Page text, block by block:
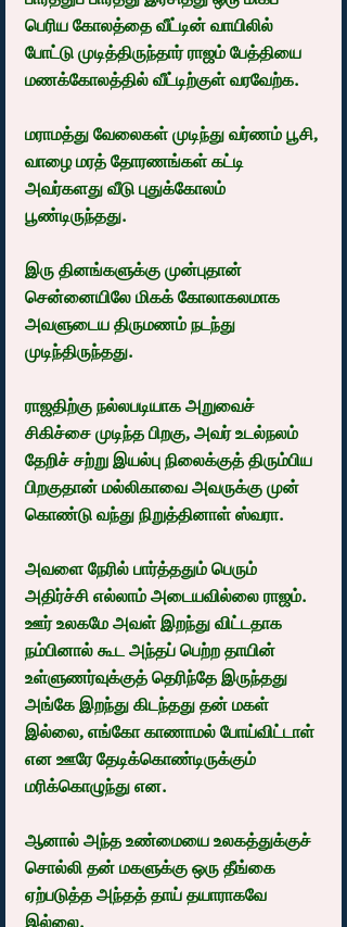
பெரிய கோலத்தை வீட்டின் வாயிலில்
போட்டு முடித்திருந்தார் ராஜம் பேத்தியை
மணக்கோலத்தில் வீட்டிற்குள் வரவேற்க.
மராமத்து வேலைகள் முடிந்து வர்ணம் பூசி,
வாழை மரத் தோரணங்கள் கட்டி
அவர்களது வீடு புதுக்கோலம்
பூண்டிருந்தது.
இரு தினங்களுக்கு முன்புதான்
சென்னையிலே மிகக் கோலாகலமாக
அவளுடைய திருமணம் நடந்து
முடிந்திருந்தது.
ராஜதிற்கு நல்லபடியாக அறுவைச்
சிகிச்சை முடிந்த பிறகு, அவர் உடல்நலம்
தேறிச் சற்று இயல்பு நிலைக்குத் திரும்பிய
பிறகுதான் மல்லிகாவை அவருக்கு முன்
கொண்டு வந்து நிறுத்தினாள் ஸ்வரா.
அவளை நேரில் பார்த்ததும் பெரும்
அதிர்ச்சி எல்லாம் அடையவில்லை ராஜம்.
ஊர் உலகமே அவள் இறந்து விட்டதாக
நம்பினால் கூட அந்தப் பெற்ற தாயின்
உள்ளுணர்வுக்குத் தெரிந்தே இருந்தது
அங்கே இறந்து கிடந்தது தன் மகள்
இல்லை, எங்கோ காணாமல் போய்விட்டாள்
என ஊரே தேடிக்கொண்டிருக்கும்
மரிக்கொழுந்து என.
ஆனால் அந்த உண்மையை உலகத்துக்குச்
சொல்லி தன் மகளுக்கு ஒரு தீங்கை
ஏற்படுத்த அந்தத் தாய் தயாராகவே
இல்லை.